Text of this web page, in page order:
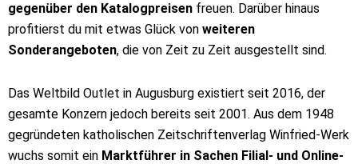
gegenüber den Katalogpreisen freuen. Darüber hinaus
profitierst du mit etwas Glück von weiteren
Sonderangeboten, die von Zeit zu Zeit ausgestellt sind.
Das Weltbild Outlet in Augusburg existiert seit 2016, der
gesamte Konzern jedoch bereits seit 2001. Aus dem 1948
gegründeten katholischen Zeitschriftenverlag Winfried-Werk
wuchs somit ein Marktführer in Sachen Filial- und Online-